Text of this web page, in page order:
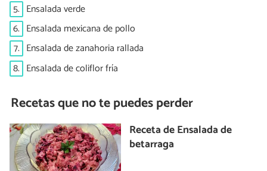
5. Ensalada verde
6. Ensalada mexicana de pollo
7. Ensalada de zanahoria rallada
8. Ensalada de coliflor fría
Recetas que no te puedes perder
Receta de Ensalada de
betarraga